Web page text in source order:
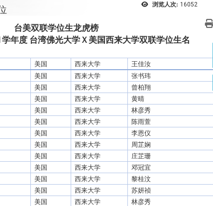
浏览人次: 16052
台美双联学位生龙虎榜
年度 台湾佛光大学Ｘ美国西来大学双联学位生名
美国 西来大学 王佳汝
美国 西来大学 张书玮
美国 西来大学 曾柏翔
美国 西来大学 黄晴
美国 西来大学 林彦秀
美国 西来大学 陈雨萱
美国 西来大学 李恩仪
美国 西来大学 周芷娴
美国 西来大学 庄芷珊
美国 西来大学 邓冠宜
美国 西来大学 黎桂汶
美国 西来大学 苏妍祯
美国 西来大学 林彦秀